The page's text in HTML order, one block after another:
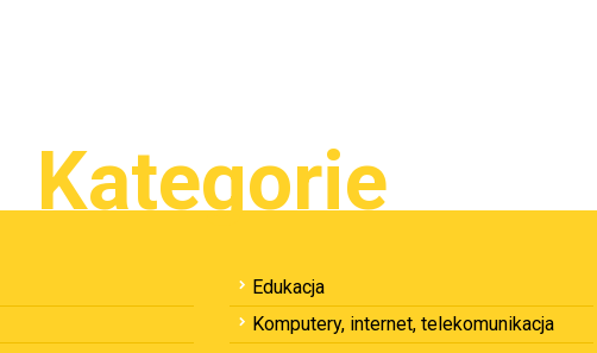
Kategorie
Edukacja
Komputery, internet, telekomunikacja